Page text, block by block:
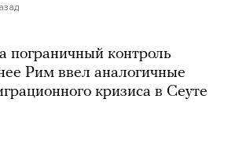
пограничный контроль
Рим ввел аналогичные
кризиса в Сеуте